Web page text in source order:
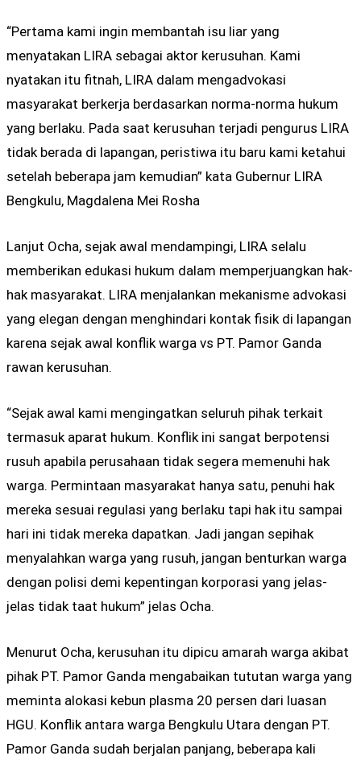
“Pertama kami ingin membantah isu liar yang
menyatakan LIRA sebagai aktor kerusuhan. Kami
nyatakan itu fitnah, LIRA dalam mengadvokasi
masyarakat berkerja berdasarkan norma-norma hukum
yang berlaku. Pada saat kerusuhan terjadi pengurus LIRA
tidak berada di lapangan, peristiwa itu baru kami ketahui
setelah beberapa jam kemudian” kata Gubernur LIRA
Bengkulu, Magdalena Mei Rosha
Lanjut Ocha, sejak awal mendampingi, LIRA selalu
memberikan edukasi hukum dalam memperjuangkan hak-
hak masyarakat. LIRA menjalankan mekanisme advokasi
yang elegan dengan menghindari kontak fisik di lapangan
karena sejak awal konflik warga vs PT. Pamor Ganda
rawan kerusuhan.
“Sejak awal kami mengingatkan seluruh pihak terkait
termasuk aparat hukum. Konflik ini sangat berpotensi
rusuh apabila perusahaan tidak segera memenuhi hak
warga. Permintaan masyarakat hanya satu, penuhi hak
mereka sesuai regulasi yang berlaku tapi hak itu sampai
hari ini tidak mereka dapatkan. Jadi jangan sepihak
menyalahkan warga yang rusuh, jangan benturkan warga
dengan polisi demi kepentingan korporasi yang jelas-
jelas tidak taat hukum” jelas Ocha.
Menurut Ocha, kerusuhan itu dipicu amarah warga akibat
pihak PT. Pamor Ganda mengabaikan tututan warga yang
meminta alokasi kebun plasma 20 persen dari luasan
HGU. Konflik antara warga Bengkulu Utara dengan PT.
Pamor Ganda sudah berjalan panjang, beberapa kali